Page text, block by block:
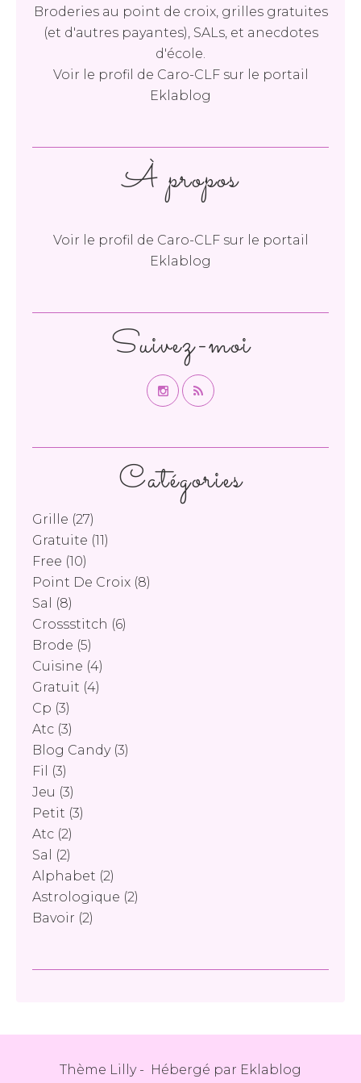
Catégories
Grille (27)
Gratuite (11)
Free (10)
Point De Croix (8)
Sal
(8)
Crossstitch (6)
Brode (5)
Cuisine (4)
Gratuit (4)
Cp (3)
Atc (3)
Blog Candy(3)
Fil
(3)
Jeu (3)
Petit (3)
Atc (2)
Sal
(2)
Alphabet (2)
Astrologique (2)
Bavoir (2)
Broderies au point de croix, grilles gratuites
(et d'autres payantes), SALs, et anecdotes
d'école.
Voir le profil de Caro-CLFsur le portail
Eklablog
Suivez-moi
À propos
Voir le profil de Caro-CLFsur le portail
Eklablog
Thème Lilly - Hébergé par Eklablog